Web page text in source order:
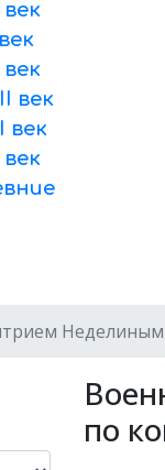
век
век
Неделиным
по